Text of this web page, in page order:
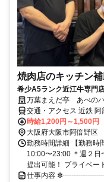
焼肉店のキッチン
希少A5ランク近江牛専門
万葉まえだ亭 あべの
交通・アクセス 近鉄 阿
時給1,200円～1,500円
大阪府大阪市阿倍野区
勤務時間詳細 【勤務時
10:00〜23:00 ＊週２日
提出可能！ プライベー
仕事内容